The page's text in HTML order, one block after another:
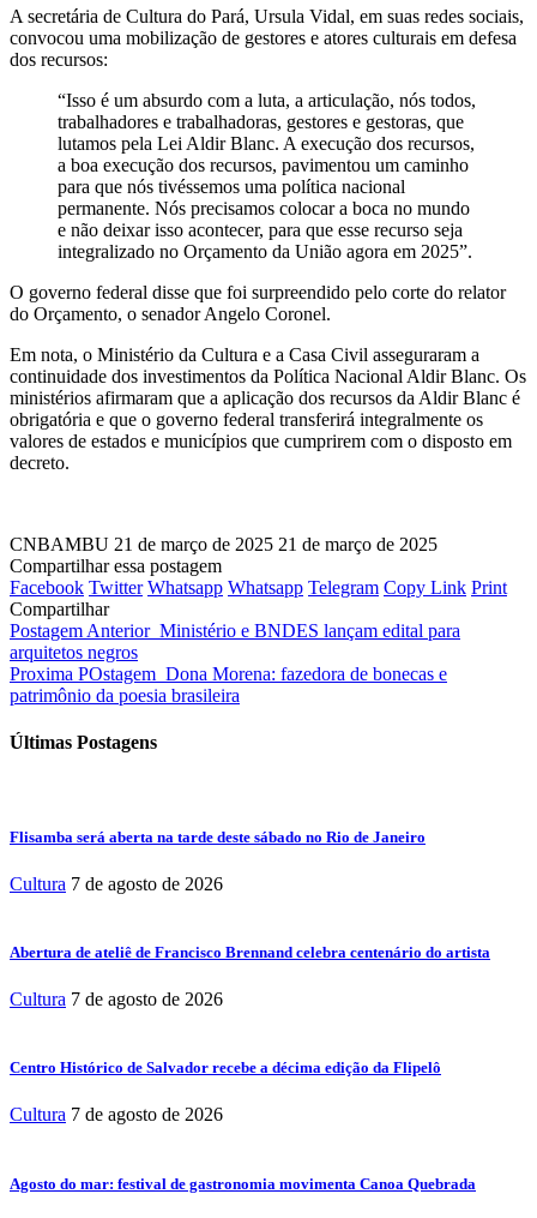
A secretária de Cultura do Pará, Ursula Vidal, em suas redes sociais,
convocou uma mobilização de gestores e atores culturais em defesa
dos recursos:
“Isso é um absurdo com a luta, a articulação, nós todos,
trabalhadores e trabalhadoras, gestores e gestoras, que
lutamos pela Lei Aldir Blanc. A execução dos recursos,
a boa execução dos recursos, pavimentou um caminho
para que nós tivéssemos uma política nacional
permanente. Nós precisamos colocar a boca no mundo
e não deixar isso acontecer, para que esse recurso seja
integralizado no Orçamento da União agora em 2025”.
O governo federal disse que foi surpreendido pelo corte do relator
do Orçamento, o senador Angelo Coronel.
Em nota, o Ministério da Cultura e a Casa Civil asseguraram a
continuidade dos investimentos da Política Nacional Aldir Blanc. Os
ministérios afirmaram que a aplicação dos recursos da Aldir Blanc é
obrigatória e que o governo federal transferirá integralmente os
valores de estados e municípios que cumprirem com o disposto em
decreto.
CNBAMBU 21 de março de 2025 21 de março de 2025
Compartilhar essa postagem
Facebook Twitter Whatsapp Whatsapp Telegram Copy Link Print
Compartilhar
Postagem Anterior Ministério e BNDES lançam edital para
arquitetos negros
Proxima POstagem Dona Morena: fazedora de bonecas e
patrimônio da poesia brasileira
Últimas Postagens
Flisamba será aberta na tarde deste sábado no Rio de Janeiro
Cultura 7 de agosto de 2026
Abertura de ateliê de Francisco Brennand celebra centenário do artista
Cultura 7 de agosto de 2026
Centro Histórico de Salvador recebe a décima edição da Flipelô
Cultura 7 de agosto de 2026
Agosto do mar: festival de gastronomia movimenta Canoa Quebrada